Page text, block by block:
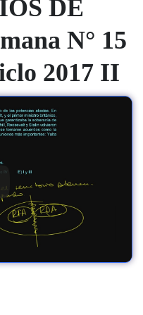
DE
N° 15
2017 II